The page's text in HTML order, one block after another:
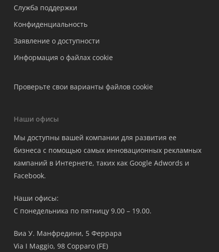
Служба поддержки
Конфиденциальность
Заявление о доступности
Информация о файлах cookie
Проверьте свои варианты файлов cookie
Наши офисы
Мы доступны вашей компании для развития ее
бизнеса с помощью самых инновационных рекламных
кампаний в Интернете, таких как Google Adwords и
Facebook.
Наши офисы:
С понедельника по пятницу 9.00 – 19.00.
Виа У. Манфредини, 5 Феррара
Via I Maggio, 98 Copparo (FE)